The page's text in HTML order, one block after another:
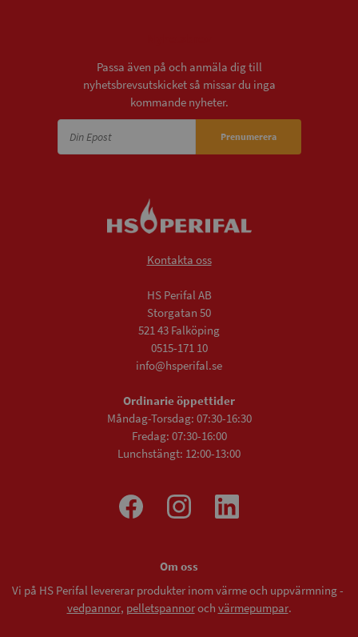
Passa även på och anmäla dig till
nyhetsbrevsutskicket så missar du inga
kommande nyheter.
Prenumerera
Kontakta oss
HS Perifal AB
Storgatan 50
521 43 Falköping
0515-171 10
info@hsperifal.se
Ordinarie öppettider
Måndag-Torsdag: 07:30-16:30
Fredag: 07:30-16:00
Lunchstängt: 12:00-13:00
Om oss
Vi på HS Perifal levererar produkter inom värme och uppvärmning -
vedpannor, pelletspannoroch värmepumpar.